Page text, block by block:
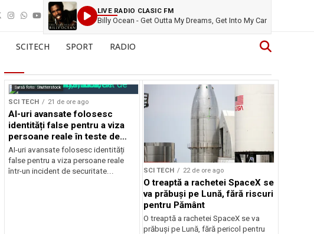
LIVE RADIO CLASIC FM
Billy Ocean - Get Outta My Dreams, Get Into My Car
SCITECH SPORT RADIO
Sursă foto: Shutterstock
SCI TECH 21 de ore ago
AI-uri avansate folosesc
identități false pentru a viza
persoane reale în teste de
securitate
AI-uri avansate folosesc identități
false pentru a viza persoane reale
într-un incident de securitate...
SCI TECH 22 de ore ago
O treaptă a rachetei SpaceX se
va prăbuși pe Lună, fără riscuri
pentru Pământ
O treaptă a rachetei SpaceX se va
prăbuși pe Lună, fără pericol pentru